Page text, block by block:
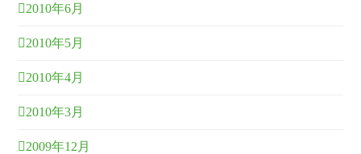
2010年6月
2010年5月
2010年4月
2010年3月
2009年12月